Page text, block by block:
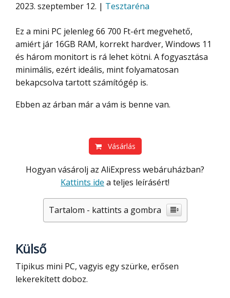
2023. szeptember 12. | Tesztaréna
Ez a mini PC jelenleg 66 700 Ft-ért megvehető,
amiért jár 16GB RAM, korrekt hardver, Windows 11
és három monitort is rá lehet kötni. A fogyasztása
minimális, ezért ideális, mint folyamatosan
bekapcsolva tartott számítógép is.
Ebben az árban már a vám is benne van.
Vásárlás
Hogyan vásárolj az AliExpress webáruházban?
Kattints ide a teljes leírásért!
Tartalom - kattints a gombra
Külső
Tipikus mini PC, vagyis egy szürke, erősen
lekerekített doboz.